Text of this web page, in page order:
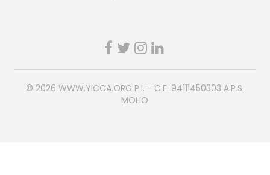
© 2026 WWW.YICCA.ORG P.I. - C.F. 94111450303 A.P.S.
MOHO